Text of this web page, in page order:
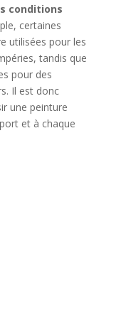
conditions
certaines
utilisées pour les
tandis que
pour des
Il est donc
une peinture
et à chaque